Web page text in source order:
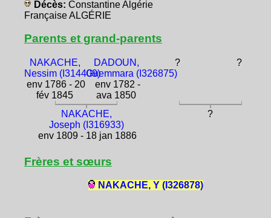
Décès: Constantine Algérie
Française ALGÉRIE
Parents et grand-parents
NAKACHE,
Nessim (I314409)
env 1786 - 20
fév 1845
DADOUN,
Guemmara (I326875)
env 1782 -
ava 1850
? ?
NAKACHE,
Joseph (I316933)
env 1809 - 18 jan 1886
?
Frères et sœurs
NAKACHE, Y (I326878)